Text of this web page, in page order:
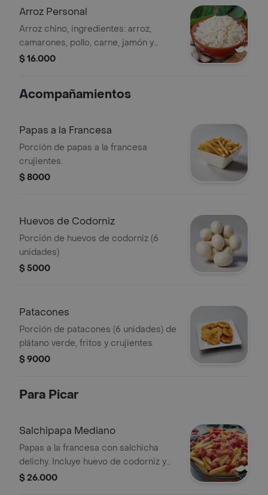
Arroz Personal
Arroz chino, ingredientes: arroz,
camarones, pollo, carne, jamón y
raíces chinas.
$ 16.000
Acompañamientos
Papas a la Francesa
Porción de papas a la francesa
crujientes.
$ 8000
Huevos de Codorniz
Porción de huevos de codorniz (6
unidades)
$ 5000
Patacones
Porción de patacones (6 unidades) de
plátano verde, fritos y crujientes.
$ 9000
Para Picar
Salchipapa Mediano
Papas a la francesa con salchicha
delichy. Incluye huevo de codorniz y
vegetales.
$ 26.000